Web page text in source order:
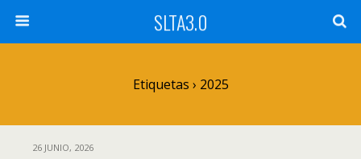
SLTA3.0
Etiquetas › 2025
26 JUNIO, 2026